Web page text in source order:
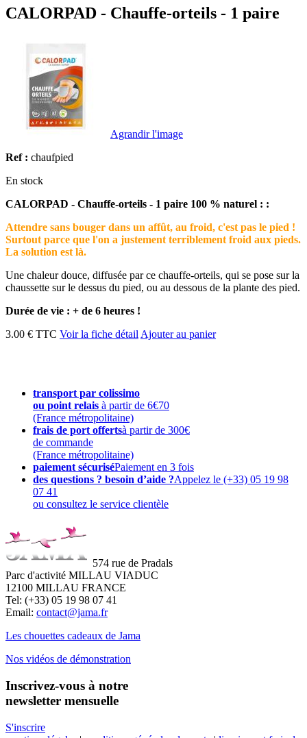
CALORPAD - Chauffe-orteils - 1 paire
Agrandir l'image
Ref : chaufpied
En stock
CALORPAD - Chauffe-orteils - 1 paire 100 % naturel : :
Attendre sans bouger dans un affût, au froid, c'est pas le pied !
Surtout parce que l'on a justement terriblement froid aux pieds.
La solution est là.
Une chaleur douce, diffusée par ce chauffe-orteils, qui se pose sur la
chaussette sur le dessus du pied, ou au dessous de la plante des pied.
Durée de vie : + de 6 heures !
3.00 € TTC Voir la fiche détail Ajouter au panier
transport par colissimo
ou point relais à partir de 6€70
(France métropolitaine)
frais de port offertsà partir de 300€
de commande
(France métropolitaine)
paiement sécuriséPaiement en 3 fois
des questions ? besoin d’aide ?Appelez le (+33) 05 19 98
07 41
ou consultez le service clientèle
574 rue de Pradals
Parc d'activité MILLAU VIADUC
12100 MILLAU FRANCE
Tel: (+33) 05 19 98 07 41
Email: contact@jama.fr
Les chouettes cadeaux de Jama
Nos vidéos de démonstration
Inscrivez-vous à notre
newsletter mensuelle
S'inscrire